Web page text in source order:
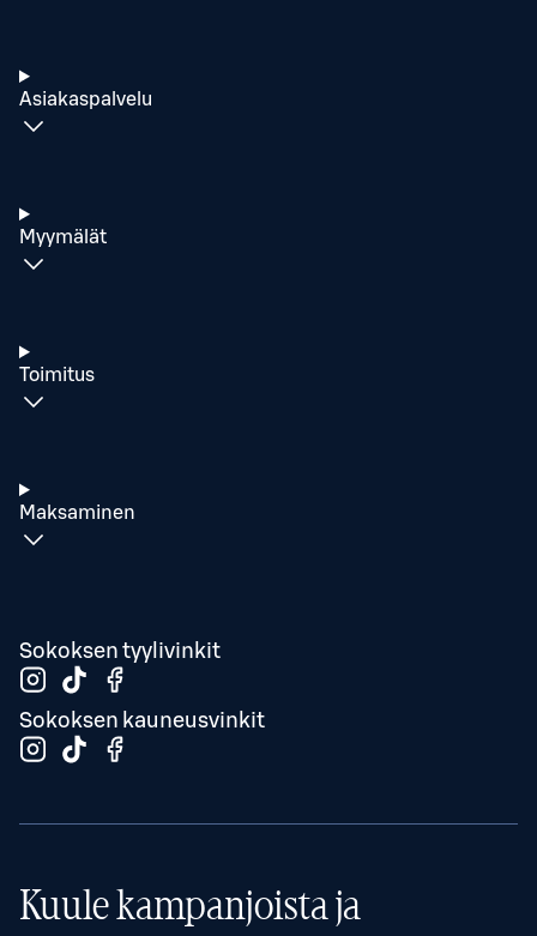
Asiakaspalvelu
Myymälät
Toimitus
Maksaminen
Sokoksen tyylivinkit
Sokoksen kauneusvinkit
Kuule kampanjoista ja